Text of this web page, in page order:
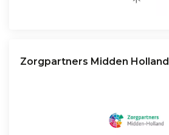
Zorgpartners Midden Holland